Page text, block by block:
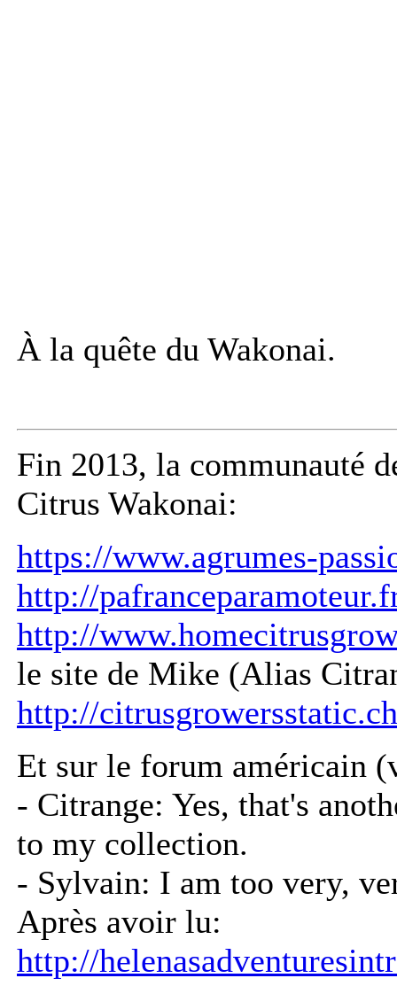
À la quête du Wakonai.
Fin 2013, la communauté
Citrus Wakonai:
https://www.agrumes-
http://
http://
le site de Mike (Alias
http://
Et sur le forum américain
- Citrange: Yes, that's
to my collection.
- Sylvain: I am too very,
Après avoir lu:
http://